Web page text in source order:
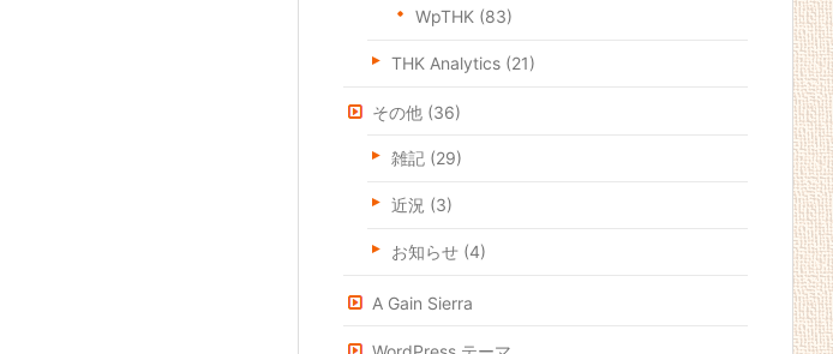
WpTHK (83)
THK Analytics (21)
その他 (36)
雑記 (29)
近況 (3)
お知らせ (4)
A Gain Sierra